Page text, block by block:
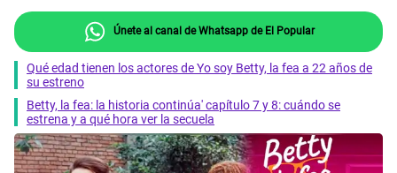
Únete al canal de Whatsapp de El Popular
Qué edad tienen los actores de Yo soy Betty, la fea a 22 años de
su estreno
Betty, la fea: la historia continúa' capítulo 7 y 8: cuándo se
estrena y a qué hora ver la secuela